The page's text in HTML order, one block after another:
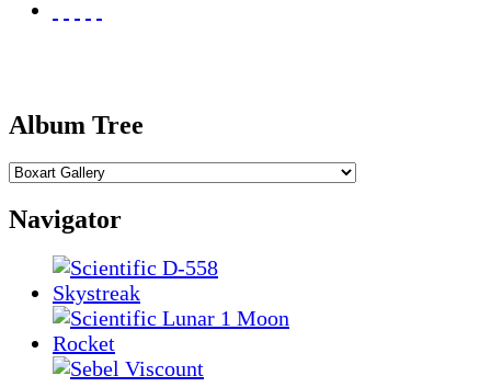
Album Tree
Navigator